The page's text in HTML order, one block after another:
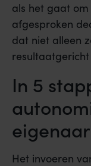
als het gaat
afgesproken
dat niet alleen
In 5
Het invoeren